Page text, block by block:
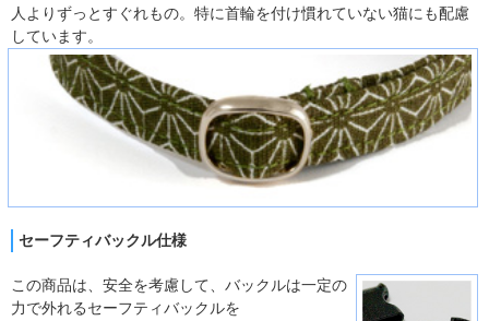
人よりずっとすぐれもの。特に首輪を付け慣れていない猫にも配慮
しています。
セーフティバックル仕様
この商品は、安全を考慮して、バックルは一定の
力で外れるセーフティバックルを